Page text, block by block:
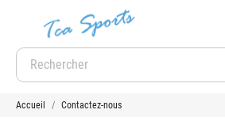
Accueil Contactez-nous